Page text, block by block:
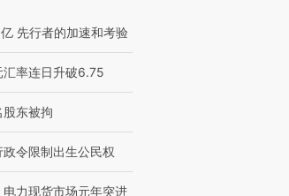
先行者的加速和考验
率连日升破6.75
东被拘
令限制出生公民权
电力现货市场元年突进